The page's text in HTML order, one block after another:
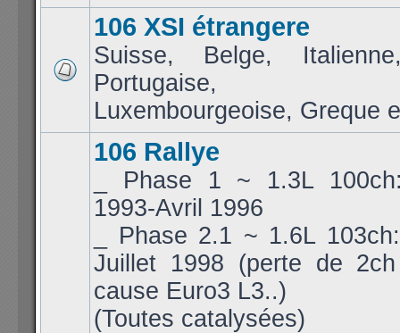
106 XSI étrangere
Suisse, Belge,
Portugaise,
Luxembourgeoise, Greque
106 Rallye
_ Phase 1 ~ 1.3L
1993-Avril 1996
_ Phase 2.1 ~ 1.6L
Juillet 1998 (perte de
cause Euro3 L3..)
(Toutes catalysées)